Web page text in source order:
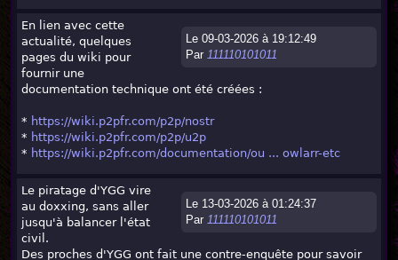
Le 09-03-2026 à 19:12:49
Par 111110101011
En lien avec cette
actualité, quelques
pages du wiki pour
fournir une
documentation technique ont été créées :
* https://wiki.p2pfr.com/p2p/nostr
* https://wiki.p2pfr.com/p2p/u2p
* https://wiki.p2pfr.com/documentation/ou ... owlarr-etc
Le 13-03-2026 à 01:24:37
Par 111110101011
Le piratage d'YGG vire
au doxxing, sans aller
jusqu'à balancer l'état
civil.
Des proches d'YGG ont fait une contre-enquête pour savoir